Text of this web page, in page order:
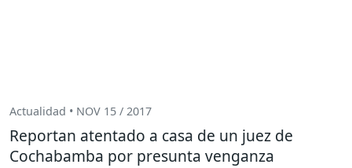
Actualidad • NOV 15 / 2017
Reportan atentado a casa de un juez de
Cochabamba por presunta venganza